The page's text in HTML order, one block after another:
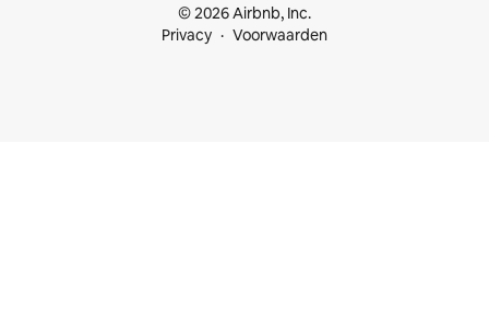
© 2026 Airbnb, Inc.
Privacy
Voorwaarden